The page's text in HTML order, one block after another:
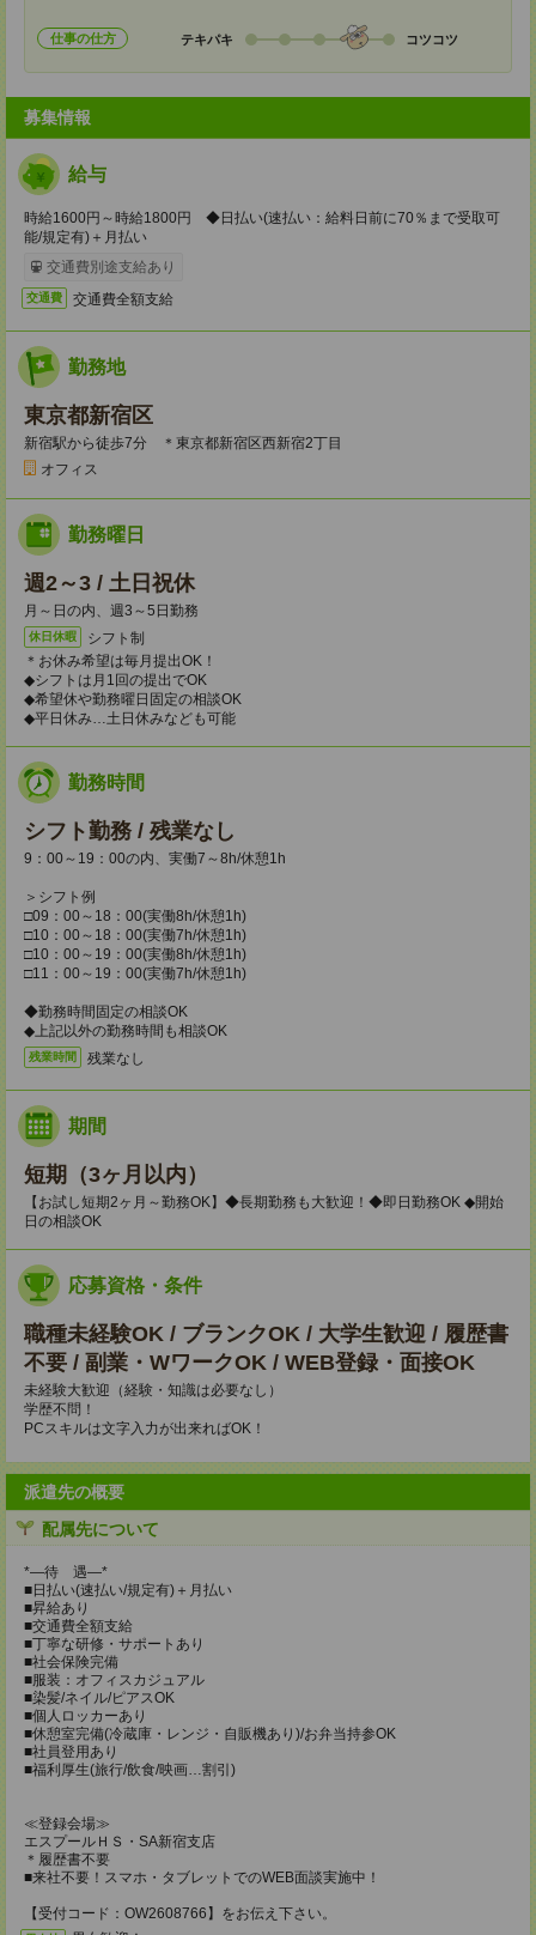
仕事の仕方 テキパキ コツコツ
募集情報
給与
時給1600円～時給1800円 ◆日払い(速払い：給料日前に70％まで受取可
能/規定有)＋月払い
交通費別途支給あり
交通費 交通費全額支給
勤務地
東京都新宿区
新宿駅から徒歩7分 ＊東京都新宿区西新宿2丁目
オフィス
勤務曜日
週2～3 / 土日祝休
月～日の内、週3～5日勤務
休日休暇
シフト制
＊お休み希望は毎月提出OK！
◆シフトは月1回の提出でOK
◆希望休や勤務曜日固定の相談OK
◆平日休み…土日休みなども可能
勤務時間
シフト勤務 / 残業なし
9：00～19：00の内、実働7～8h/休憩1h
＞シフト例
□09：00～18：00(実働8h/休憩1h)
□10：00～18：00(実働7h/休憩1h)
□10：00～19：00(実働8h/休憩1h)
□11：00～19：00(実働7h/休憩1h)
◆勤務時間固定の相談OK
◆上記以外の勤務時間も相談OK
残業時間 残業なし
期間
短期（3ヶ月以内）
【お試し短期2ヶ月～勤務OK】◆長期勤務も大歓迎！◆即日勤務OK ◆開始
日の相談OK
応募資格・条件
職種未経験OK / ブランクOK / 大学生歓迎 / 履歴書
不要 / 副業・WワークOK / WEB登録・面接OK
未経験大歓迎（経験・知識は必要なし）
学歴不問！
PCスキルは文字入力が出来ればOK！
派遣先の概要
配属先について
*―待 遇―*
■日払い(速払い/規定有)＋月払い
■昇給あり
■交通費全額支給
■丁寧な研修・サポートあり
■社会保険完備
■服装：オフィスカジュアル
■染髪/ネイル/ピアスOK
■個人ロッカーあり
■休憩室完備(冷蔵庫・レンジ・自販機あり)/お弁当持参OK
■社員登用あり
■福利厚生(旅行/飲食/映画…割引)
≪登録会場≫
エスプールＨＳ・SA新宿支店
＊履歴書不要
■来社不要！スマホ・タブレットでのWEB面談実施中！
【受付コード：OW2608766】をお伝え下さい。